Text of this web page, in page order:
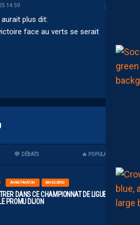
14:59
plus dit:
face au verts se serait
💬 DÉBATS 🔥 POPULAIRES
AVANT-MATCH MHSC-DFCO
DANS CE CHAMPIONNAT DE LIGUE 2
PROMU DIJON